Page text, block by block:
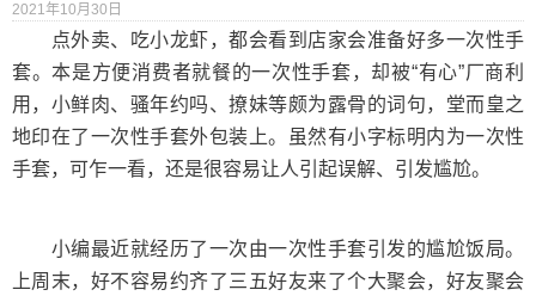
2021年10月30日
点外卖、吃小龙虾，都会看到店家会准备好多一次性手
套。本是方便消费者就餐的一次性手套，却被“有心”厂商利
用，小鲜肉、骚年约吗、撩妹等颇为露骨的词句，堂而皇之
地印在了一次性手套外包装上。虽然有小字标明内为一次性
手套，可乍一看，还是很容易让人引起误解、引发尴尬。
小编最近就经历了一次由一次性手套引发的尴尬饭局。
上周末，好不容易约齐了三五好友来了个大聚会，好友聚会